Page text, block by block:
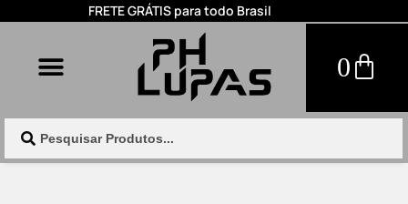
FRETE GRÁTIS para todo Brasil
0